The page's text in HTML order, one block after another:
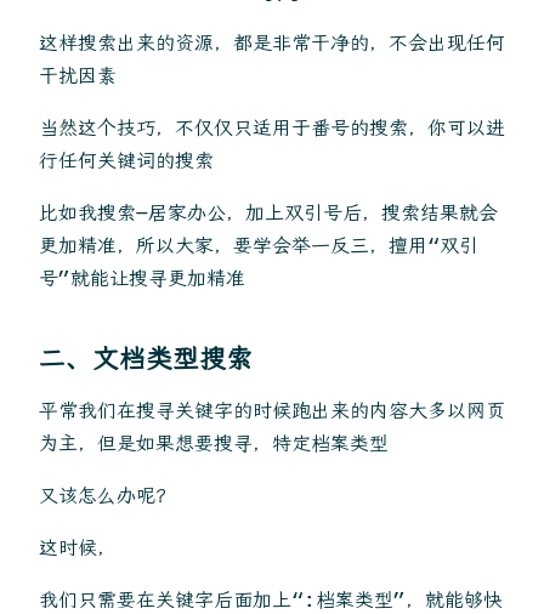
这样搜索出来的资源，都是非常干净的，不会出现任何
干扰因素
当然这个技巧，不仅仅只适用于番号的搜索，你可以进
行任何关键词的搜索
比如我搜索—居家办公，加上双引号后，搜索结果就会
更加精准，所以大家，要学会举一反三，擅用“双引
号”就能让搜寻更加精准
二、文档类型搜索
平常我们在搜寻关键字的时候跑出来的内容大多以网页
为主，但是如果想要搜寻，特定档案类型
又该怎么办呢？
这时候，
我们只需要在关键字后面加上“:档案类型”，就能够快